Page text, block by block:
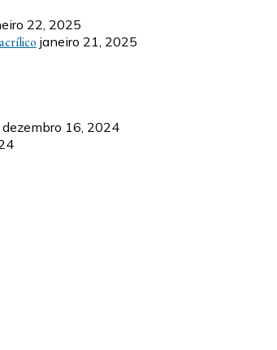
22, 2025
janeiro 21, 2025
dezembro 16, 2024